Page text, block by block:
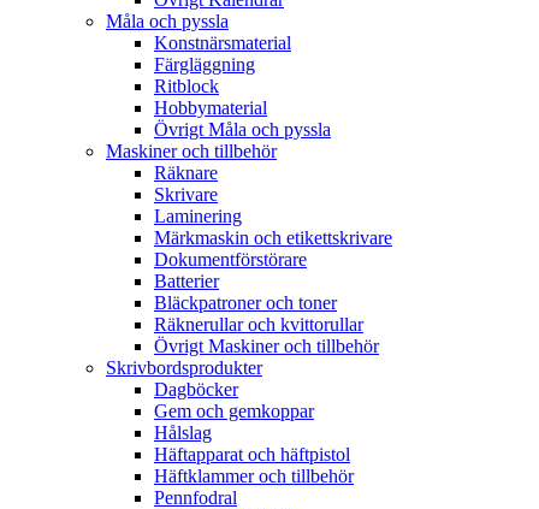
Måla och pyssla
Konstnärsmaterial
Färgläggning
Ritblock
Hobbymaterial
Övrigt Måla och pyssla
Maskiner och tillbehör
Räknare
Skrivare
Laminering
Märkmaskin och etikettskrivare
Dokumentförstörare
Batterier
Bläckpatroner och toner
Räknerullar och kvittorullar
Övrigt Maskiner och tillbehör
Skrivbordsprodukter
Dagböcker
Gem och gemkoppar
Hålslag
Häftapparat och häftpistol
Häftklammer och tillbehör
Pennfodral